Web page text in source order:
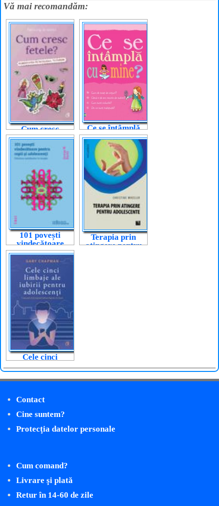
Vă mai recomandăm:
Cum cresc
fetele?
Ce se întâmplă
cu mine? (pentru
fete)
101 povești
vindecătoare
pentru copii și
adolescenți
Terapia prin
atingere pentru
Cele cinci
limbaje ale
iubirii pentru
adolescenți
Contact
Cine suntem?
Protecţia datelor personale
Cum comand?
Livrare şi plată
Retur în 14-60 de zile